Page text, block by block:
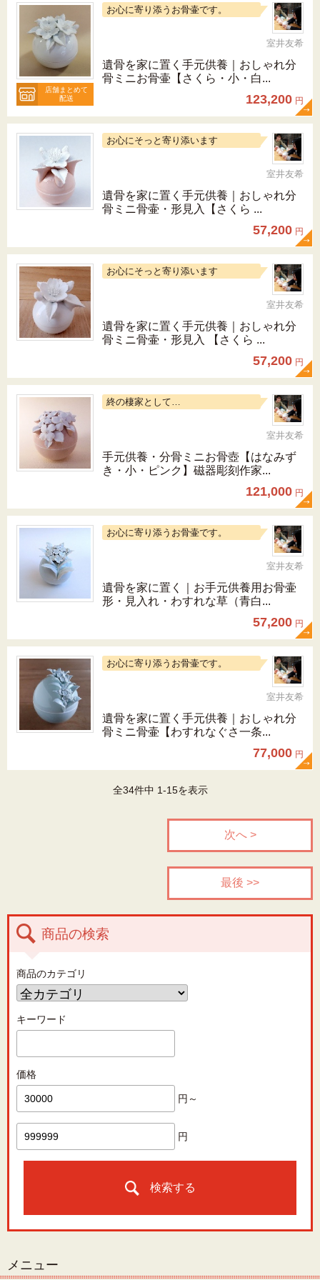
店舗まとめて
配送
お心に寄り添うお骨壷です。
室井友希
遺骨を家に置く手元供養｜おしゃれ分
骨ミニお骨壷【さくら・小・白...
123,200 円
お心にそっと寄り添います
室井友希
遺骨を家に置く手元供養｜おしゃれ分
骨ミニ骨壷・形見入【さくら ...
57,200 円
お心にそっと寄り添います
室井友希
遺骨を家に置く手元供養｜おしゃれ分
骨ミニ骨壷・形見入 【さくら ...
57,200 円
終の棲家として…
室井友希
手元供養・分骨ミニお骨壺【はなみず
き・小・ピンク】磁器彫刻作家...
121,000 円
お心に寄り添うお骨壷です。
室井友希
遺骨を家に置く｜お手元供養用お骨壷
形・見入れ・わすれな草（青白...
57,200 円
お心に寄り添うお骨壷です。
室井友希
遺骨を家に置く手元供養｜おしゃれ分
骨ミニ骨壷【わすれなぐさ一条...
77,000 円
全34件中 1-15を表示
次へ >
最後 >>
商品の検索
商品のカテゴリ
キーワード
価格
円～
円
検索する
メニュー